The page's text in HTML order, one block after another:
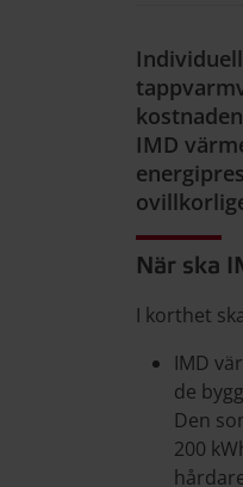
IMD
När ska
I korthet
IMD
de
Den
200